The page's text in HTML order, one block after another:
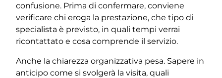
confusione. Prima di confermare, conviene
verificare chi eroga la prestazione, che tipo di
specialista è previsto, in quali tempi verrai
ricontattato e cosa comprende il servizio.
Anche la chiarezza organizzativa pesa. Sapere in
anticipo come si svolgerà la visita, quali